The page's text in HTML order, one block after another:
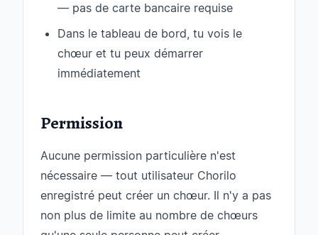
— pas de carte bancaire requise
Dans le tableau de bord, tu vois le
chœur et tu peux démarrer
immédiatement
Permission
Aucune permission particulière n'est
nécessaire — tout utilisateur Chorilo
enregistré peut créer un chœur. Il n'y a pas
non plus de limite au nombre de chœurs